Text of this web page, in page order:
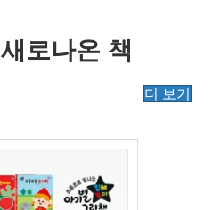
새로나온 책
더 보기